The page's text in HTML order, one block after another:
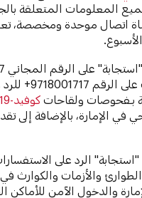
المعلومات المتعلقة
اتصال موحدة ومخصصة،
خارج دولة الإمارات على
بـفحوصات ولقاحاتكوفيد-19
في الإمارة، بالإضافة إلى
الرد على
والأزمات والكوارث في
والدخول الآمن للأماكن